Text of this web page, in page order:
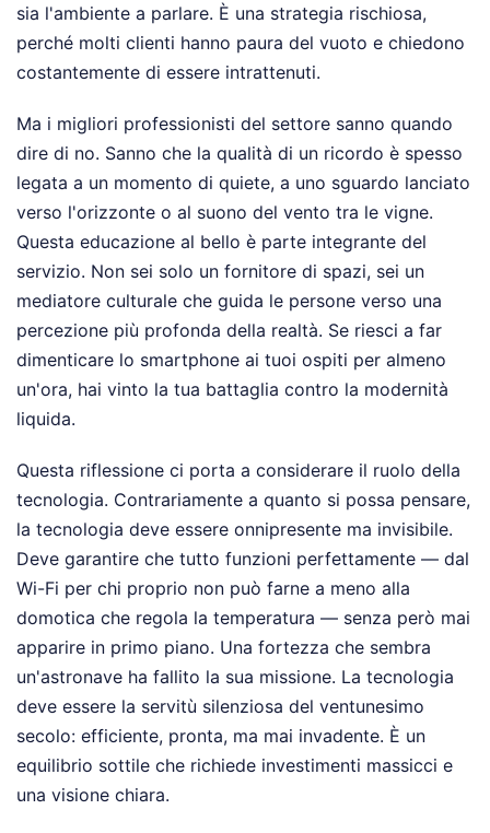
sia l'ambiente a parlare. È una strategia rischiosa,
perché molti clienti hanno paura del vuoto e chiedono
costantemente di essere intrattenuti.
Ma i migliori professionisti del settore sanno quando
dire di no. Sanno che la qualità di un ricordo è spesso
legata a un momento di quiete, a uno sguardo lanciato
verso l'orizzonte o al suono del vento tra le vigne.
Questa educazione al bello è parte integrante del
servizio. Non sei solo un fornitore di spazi, sei un
mediatore culturale che guida le persone verso una
percezione più profonda della realtà. Se riesci a far
dimenticare lo smartphone ai tuoi ospiti per almeno
un'ora, hai vinto la tua battaglia contro la modernità
liquida.
Questa riflessione ci porta a considerare il ruolo della
tecnologia. Contrariamente a quanto si possa pensare,
la tecnologia deve essere onnipresente ma invisibile.
Deve garantire che tutto funzioni perfettamente — dal
Wi-Fi per chi proprio non può farne a meno alla
domotica che regola la temperatura — senza però mai
apparire in primo piano. Una fortezza che sembra
un'astronave ha fallito la sua missione. La tecnologia
deve essere la servitù silenziosa del ventunesimo
secolo: efficiente, pronta, ma mai invadente. È un
equilibrio sottile che richiede investimenti massicci e
una visione chiara.